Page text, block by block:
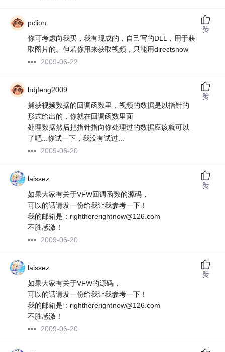
pclion
你可考虑向我买，我有现成的，自己写的DLL，用于获
取图片的。但若你用来获取视频，只能用directshow
2009-06-22
赞
hdjfeng2009
捕获视频数据的回调函数里，视频的数据是以指针的
形式给出的，你就在回调函数里面
处理数据然后把指针指向你处理过的数据应该就可以
了吧...你试一下，我没有试过...
2009-06-20
赞
laissez
如果大家有关于VFW回调函数的源码，
可以的话请发一份给我让我参考一下！
我的邮箱是：righthererightnow@126.com
不胜感激！
2009-06-20
赞
laissez
如果大家有关于VFW的源码，
可以的话请发一份给我让我参考一下！
我的邮箱是：righthererightnow@126.com
不胜感激！
2009-06-20
赞